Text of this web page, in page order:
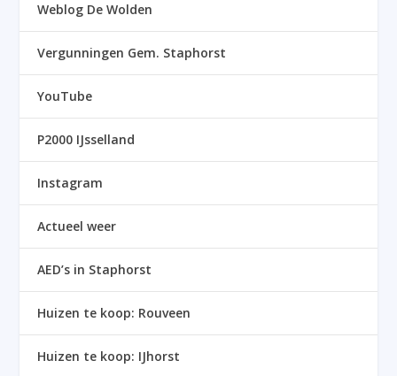
Weblog De Wolden
Vergunningen Gem. Staphorst
YouTube
P2000 IJsselland
Instagram
Actueel weer
AED’s in Staphorst
Huizen te koop: Rouveen
Huizen te koop: IJhorst